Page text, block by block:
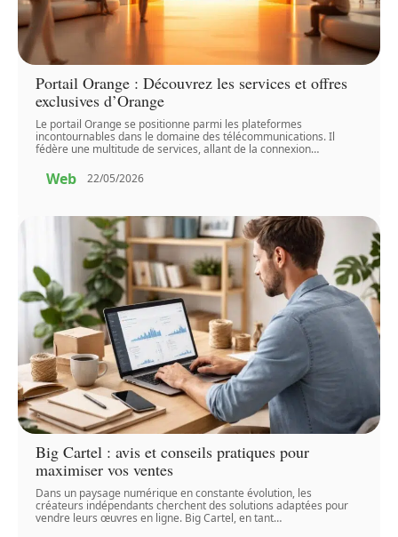
Portail Orange : Découvrez les services et offres
exclusives d’Orange
Le portail Orange se positionne parmi les plateformes
incontournables dans le domaine des télécommunications. Il
fédère une multitude de services, allant de la connexion…
Web 22/05/2026
Big Cartel : avis et conseils pratiques pour
maximiser vos ventes
Dans un paysage numérique en constante évolution, les
créateurs indépendants cherchent des solutions adaptées pour
vendre leurs œuvres en ligne. Big Cartel, en tant…